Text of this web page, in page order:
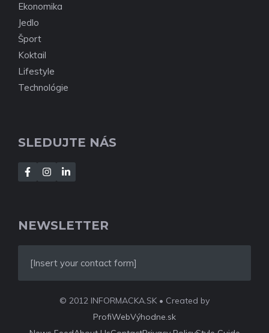
Ekonomika
Jedlo
Šport
Koktail
Lifestyle
Technológie
SLEDUJTE NÁS
NEWSLETTER
[Insert your contact form]
© 2012 INFORMACKA.SK • Created by
ProfiWebVýhodne.sk